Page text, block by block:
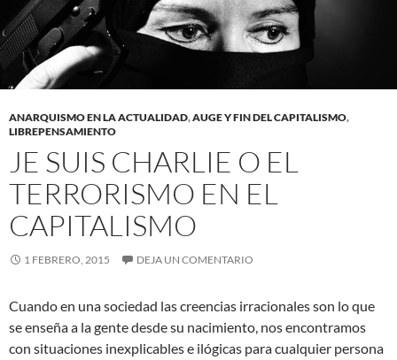
ANARQUISMO EN LA ACTUALIDAD,AUGE Y FIN DEL CAPITALISMO,
LIBREPENSAMIENTO
JE SUIS CHARLIE O EL
TERRORISMO EN EL
CAPITALISMO
1 FEBRERO, 2015 DEJA UN COMENTARIO
Cuando en una sociedad las creencias irracionales son lo que
se enseña a la gente desde su nacimiento, nos encontramos
con situaciones inexplicables e ilógicas para cualquier persona